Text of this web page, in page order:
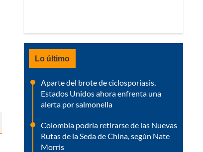
Lo último
Aparte del brote de ciclosporiasis,
Estados Unidos ahora enfrenta una
alerta por salmonella
Colombia podría retirarse de las Nuevas
Rutas de la Seda de China, según Nate
Morris